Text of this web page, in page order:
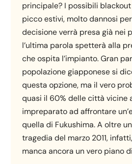
principale? I possibili
picco estivi, molto dannosi per
decisione verrà presa già nei
l’ultima parola spetterà alla
che ospita l’impianto. Gran
popolazione giapponese si
questa opzione, ma il vero
quasi il 60% delle città vicine
impreparato ad affrontare
quella di Fukushima. A oltre
tragedia del marzo 2011,
manca ancora un vero piano